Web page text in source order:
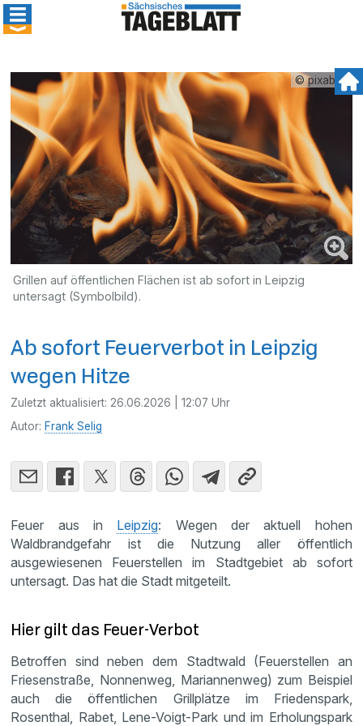
© pixabay
Grillen auf öffentlichen Flächen ist ab sofort in Leipzig
untersagt (Symbolbild).
Ab sofort Feuerverbot in Leipzig
wegen Hitze
Zuletzt aktualisiert: 26.06.2026 | 12:07 Uhr
Autor: Frank Selig
Feuer aus in Leipzig: Wegen der aktuell hohen
Waldbrandgefahr ist die Nutzung aller öffentlich
ausgewiesenen Feuerstellen im Stadtgebiet ab sofort
untersagt. Das hat die Stadt mitgeteilt.
Hier gilt das Feuer-Verbot
Betroffen sind neben dem Stadtwald (Feuerstellen an
Friesenstraße, Nonnenweg, Mariannenweg) zum Beispiel
auch die öffentlichen Grillplätze im Friedenspark,
Rosenthal, Rabet, Lene-Voigt-Park und im Erholungspark